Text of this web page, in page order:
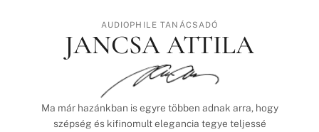
AUDIOPHILE TANÁCSADÓ
JANCSA ATTILA
Ma már hazánkban is egyre többen adnak arra, hogy
szépség és kifinomult elegancia tegye teljessé